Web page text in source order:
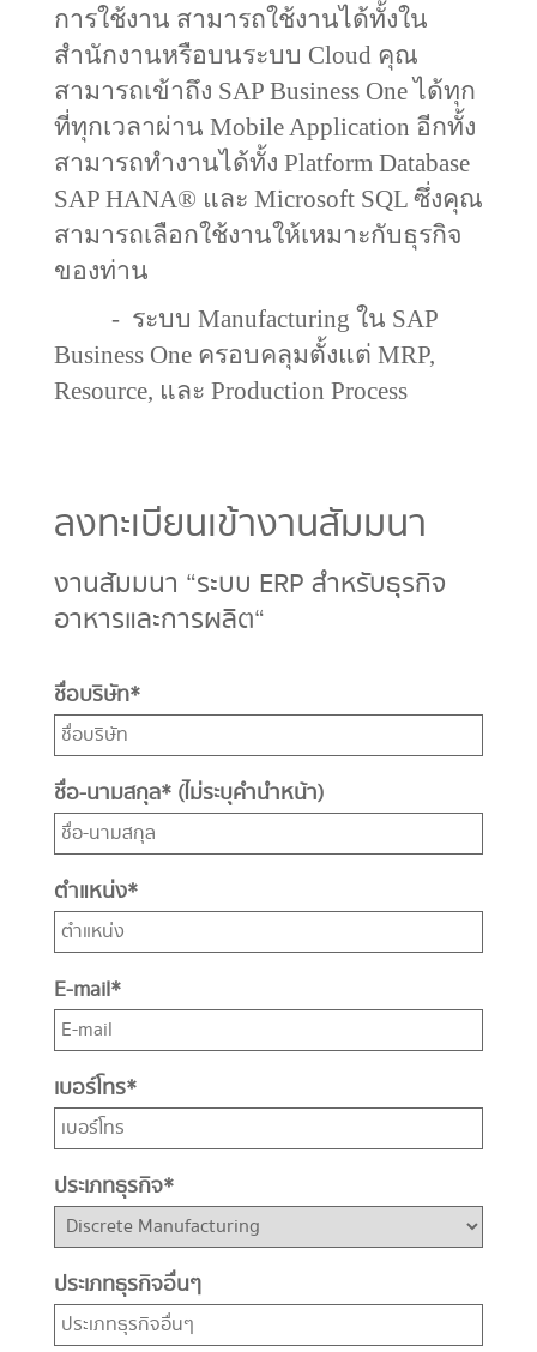
การใช้งาน สามารถใช้งานได้ทั้งใน
สำนักงานหรือบนระบบ Cloud คุณ
สามารถเข้าถึง SAP Business Oneได้ทุก
ที่ทุกเวลาผ่าน Mobile Application อีกทั้ง
สามารถทำงานได้ทั้ง Platform Database
SAP HANA® และ Microsoft SQL ซึ่งคุณ
สามารถเลือกใช้งานให้เหมาะกับธุรกิจ
ของท่าน
- ระบบ Manufacturing ใน SAP
Business One ครอบคลุมตั้งแต่ MRP,
Resource, และ Production Process
ลงทะเบียนเข้างานสัมมนา
งานสัมมนา “ระบบ ERP สำหรับธุรกิจ
อาหารและการผลิต“
ชื่อบริษัท*
ชื่อ-นามสกุล* (ไม่ระบุคำนำหน้า)
ตำแหน่ง*
E-mail*
เบอร์โทร*
ประเภทธุรกิจ*
ประเภทธุรกิจอื่นๆ